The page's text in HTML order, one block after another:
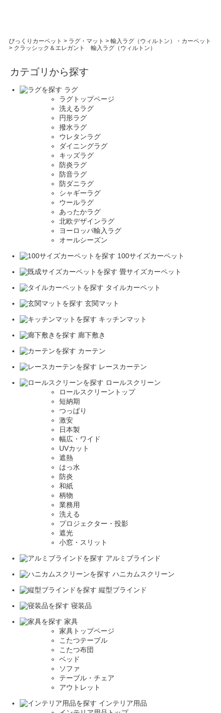
びっくりカーペット > ラグ・マット > 輸入ラグ（ウィルトン）・カーペット
> クラッシック＆エレガント 輸入ラグ（ウィルトン）
カテゴリから探す
ラグ
ラグトップページ
洗えるラグ
円形ラグ
撥水ラグ
ウレタンラグ
ダイニングラグ
キッズラグ
防炎ラグ
防音ラグ
防ダニラグ
シャギーラグ
ウールラグ
あったかラグ
北欧デザインラグ
ヨーロッパ輸入ラグ
オールシーズン
100サイズカーペット
畳サイズカーペット
タイルカーペット
玄関マット
キッチンマット
廊下敷き
カーテン
レースカーテン
ロールスクリーン
ロールスクリーントップ
短納期
つっぱり
激安
日本製
幅広・ワイド
UVカット
遮熱
はっ水
防炎
和紙
柄物
業務用
洗える
プロジェクター・投影
遮光
小窓・スリット
アルミブラインド
ハニカムスクリーン
縦型ブラインド
寝装品
家具
家具トップページ
こたつテーブル
こたつ布団
ベッド
ソファ
テーブル・チェア
アウトレット
インテリア用品